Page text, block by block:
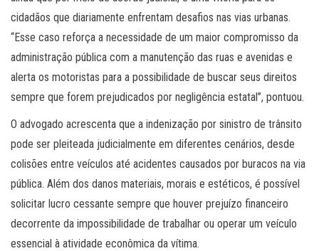
cidadãos que diariamente enfrentam desafios nas vias urbanas.
“Esse caso reforça a necessidade de um maior compromisso da
administração pública com a manutenção das ruas e avenidas e
alerta os motoristas para a possibilidade de buscar seus direitos
sempre que forem prejudicados por negligência estatal”, pontuou.
O advogado acrescenta que a indenização por sinistro de trânsito
pode ser pleiteada judicialmente em diferentes cenários, desde
colisões entre veículos até acidentes causados por buracos na via
pública. Além dos danos materiais, morais e estéticos, é possível
solicitar lucro cessante sempre que houver prejuízo financeiro
decorrente da impossibilidade de trabalhar ou operar um veículo
essencial à atividade econômica da vítima.